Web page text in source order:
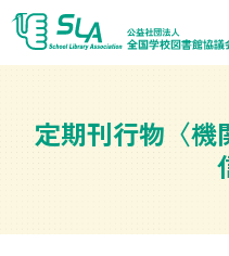
定期刊行物〈機